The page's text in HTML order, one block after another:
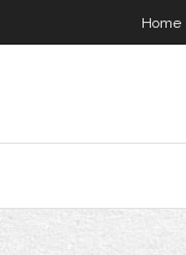
Home